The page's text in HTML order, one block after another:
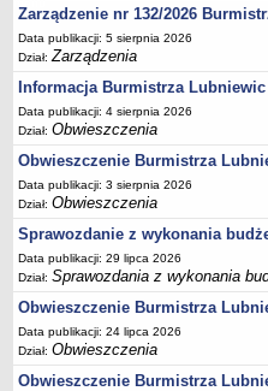
MPZP.13_XLI/258/2022
MPZP.14_XLII/267/2023
MPZP_elektrownie wiatrowe
MPZP_obszar położony w
Lubniewice
MPZP_część obrębu Glisno w
MPZP_część obrębu Glisno
WNIOSKI DO POBRANIA
Referat księgowości i podatków
Referat organizacyjny
Referat inwestycji i
SIOS
OCHRONA ŚRODOWISKA
Zarządzenie nr 132/2026
Data publikacji: 5 sierpnia 2026
Dział:Zarządzenia
Informacja Burmistrza Lubniewic
Data publikacji: 4 sierpnia 2026
Dział:Obwieszczenia
Obwieszczenie Burmistrza
Data publikacji: 3 sierpnia 2026
Dział:Obwieszczenia
Sprawozdanie z wykonania
Data publikacji: 29 lipca 2026
Dział:Sprawozdania z wykonania
Obwieszczenie Burmistrza
Data publikacji: 24 lipca 2026
Dział:Obwieszczenia
Obwieszczenie Burmistrza